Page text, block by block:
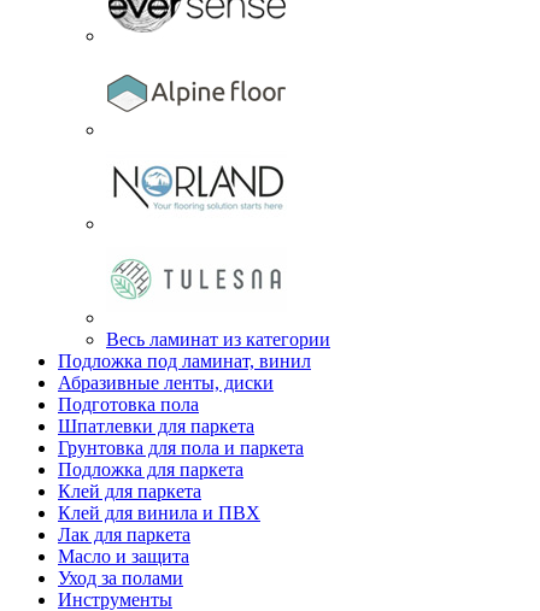
Весь ламинат из категории
Подложка под ламинат, винил
Абразивные ленты, диски
Подготовка пола
Шпатлевки для паркета
Грунтовка для пола и паркета
Подложка для паркета
Клей для паркета
Клей для винила и ПВХ
Лак для паркета
Масло и защита
Уход за полами
Инструменты